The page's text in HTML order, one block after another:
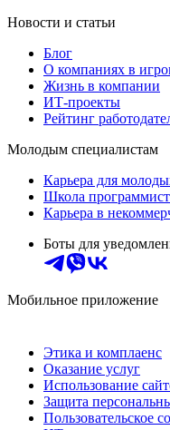
Новости и статьи
Блог
О компаниях в
Жизнь в компании
ИТ-проекты
Рейтинг
Молодым специалистам
Карьера для
Школа
Карьера в
Боты для
Мобильное приложение
Этика и комплаенс
Оказание услуг
Использование
Защита
Пользовательское